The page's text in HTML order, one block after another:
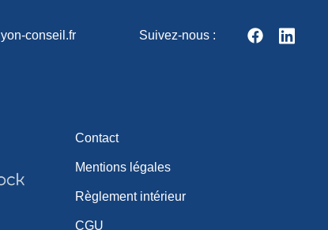
conseil.fr Suivez-nous :
Contact
Mentions légales
Règlement intérieur
CGU